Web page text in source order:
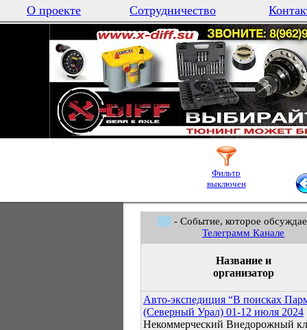
О проекте Сотрудничество
Фильтр
выключен
- Событие, которое
Телеграмм Канале
Название и
организатор
Авто-экспедиция “В поисках
(Северный Урал) 01-12 июля 2024
Некоммерческий Внедорожный